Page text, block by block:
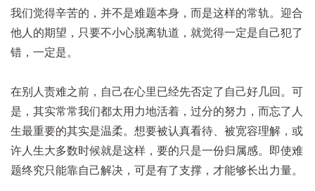
我们觉得辛苦的，并不是难题本身，而是这样的常轨。迎合
他人的期望，只要不小心脱离轨道，就觉得一定是自己犯了
错，一定是。
在别人责难之前，自己在心里已经先否定了自己好几回。可
是，其实常常我们都太用力地活着，过分的努力，而忘了人
生最重要的其实是温柔。想要被认真看待、被宽容理解，或
许人生大多数时候就是这样，要的只是一份归属感。即使难
题终究只能靠自己解决，可是有了支撑，才能够长出力量。